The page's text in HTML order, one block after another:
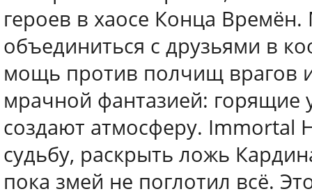
героев в хаосе Конца
объединиться с друзьями в
мощь против полчищ врагов
мрачной фантазией: горящие
создают атмосферу. Immortal
судьбу, раскрыть ложь
пока змей не поглотил всё.